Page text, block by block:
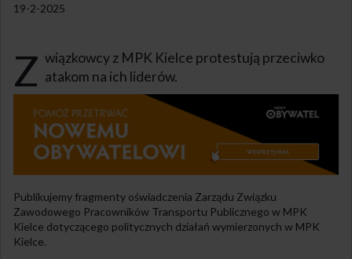
19-2-2025
Z wiązkowcy z MPK Kielce protestują przeciwko
atakom na ich liderów.
Publikujemy fragmenty oświadczenia Zarządu Związku
Zawodowego Pracowników Transportu Publicznego w MPK
Kielce dotyczącego politycznych działań wymierzonych w MPK
Kielce.